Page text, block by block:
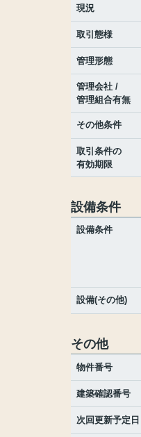
現況
取引態様
管理形態
管理会社 /
管理組合有無
その他条件
取引条件の
有効期限
設備条件
設備条件
設備(その他)
その他
物件番号
建築確認番号
次回更新予定日